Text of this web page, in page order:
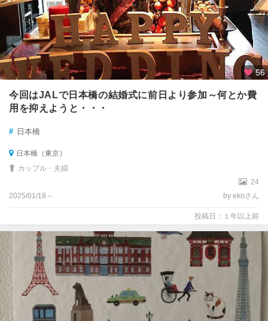
56
今回はJALで日本橋の結婚式に前日より参加～何とか費
用を抑えようと・・・
# 日本橋
日本橋（東京）
カップル・夫婦
24
2025/01/18～
by ekoさん
投稿日：１年以上前